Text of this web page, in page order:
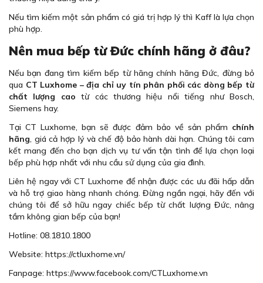
Nếu tìm kiếm một sản phẩm có giá trị hợp lý thì Kaff là lựa chọn
phù hợp.
Nên mua bếp từ Đức chính hãng ở đâu?
Nếu bạn đang tìm kiếm bếp từ hãng chính hãng Đức, đừng bỏ
qua CT Luxhome – địa chỉ uy tín phân phối các dòng bếp từ
chất lượng cao từ các thương hiệu nổi tiếng như Bosch,
Siemens hay.
Tại CT Luxhome, bạn sẽ được đảm bảo về sản phẩm chính
hãng , giá cả hợp lý và chế độ bảo hành dài hạn. Chúng tôi cam
kết mang đến cho bạn dịch vụ tư vấn tận tình để lựa chọn loại
bếp phù hợp nhất với nhu cầu sử dụng của gia đình.
Liên hệ ngay với CT Luxhome để nhận được các ưu đãi hấp dẫn
và hỗ trợ giao hàng nhanh chóng. Đừng ngần ngại, hãy đến với
chúng tôi để sở hữu ngay chiếc bếp từ chất lượng Đức, nâng
tầm không gian bếp của bạn!
Hotline: 08.1810.1800
Website: https://ctluxhome.vn/
Fanpage: https://www.facebook.com/CTLuxhome.vn